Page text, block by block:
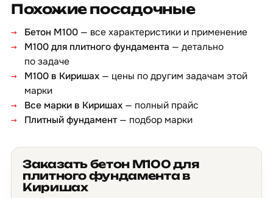
Похожие посадочные
Бетон М100 — все характеристики и применение
М100 для плитного фундамента — детально
по задаче
М100 в Киришах — цены по другим задачам этой
марки
Все марки в Киришах — полный прайс
Плитный фундамент— подбор марки
Заказать бетон М100 для
плитного фундамента в
Киришах